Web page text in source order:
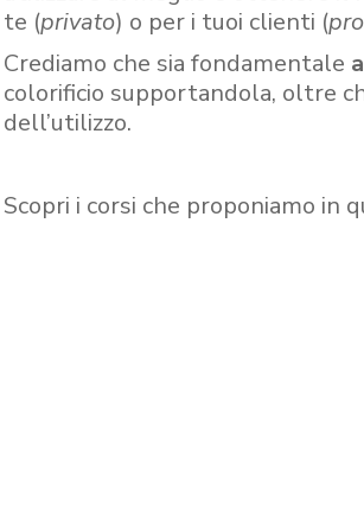
te (privato) o per i tuoi clienti (
Crediamo che sia fondamentale
colorificio supportandola, oltre
dell’utilizzo.
Scopri i corsi che proponiamo in